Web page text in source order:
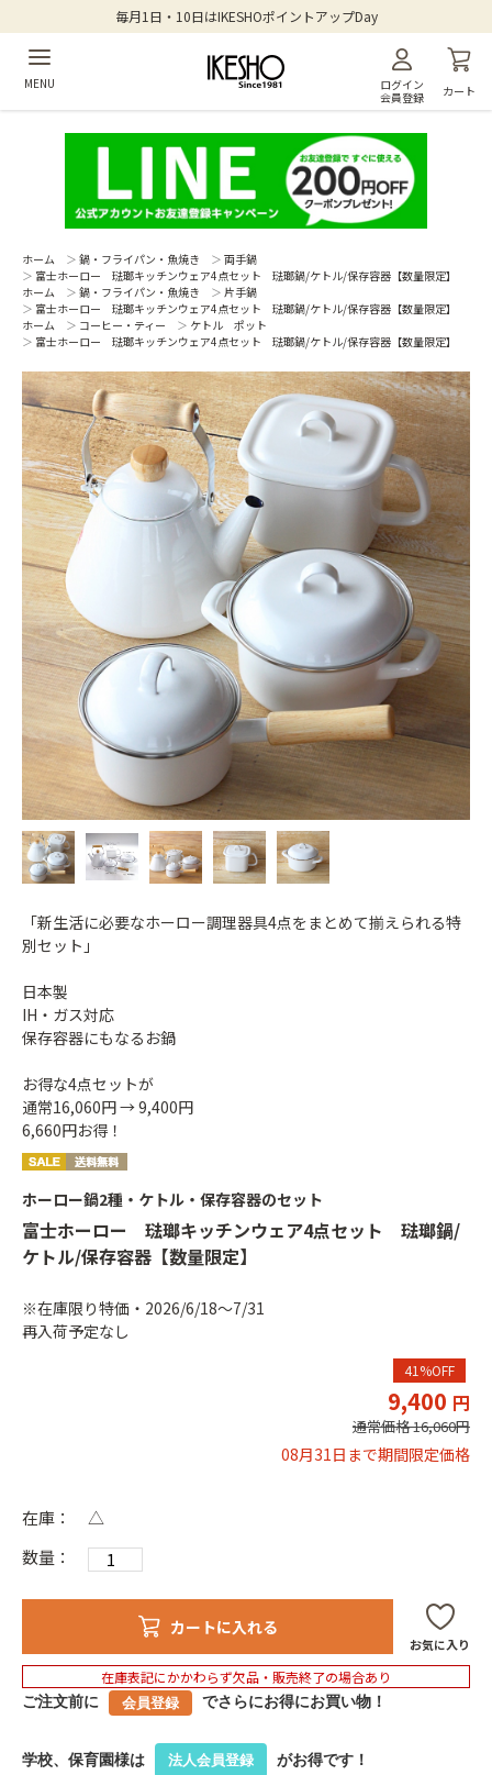
毎月1日・10日はIKESHOポイントアップDay
MENU
ログイン
会員登録
カート
ホーム ＞ 鍋・フライパン・魚焼き ＞ 両手鍋
＞ 富士ホーロー 琺瑯キッチンウェア4点セット 琺瑯鍋/ケトル/保存容器【数量限定】
ホーム
＞ 鍋・フライパン・魚焼き ＞ 片手鍋
＞ 富士ホーロー 琺瑯キッチンウェア4点セット 琺瑯鍋/ケトル/保存容器【数量限定】
ホーム
＞ コーヒー・ティー ＞ ケトル ポット
＞ 富士ホーロー 琺瑯キッチンウェア4点セット 琺瑯鍋/ケトル/保存容器【数量限定】
富士ホーロー 琺瑯キッチンウェア4点セット 琺瑯鍋/
ケトル/保存容器【数量限定】
ホーロー鍋2種・ケトル・保存容器のセット
41%OFF
9,400
通常価格 16,060
08月31日まで期間限定価格
在庫：
△
数量：
カートに入れる
お気に入り
在庫表記にかかわらず欠品・販売終了の場合あり
ご注文前に 会員登録 でさらにお得にお買い物！
学校、保育園様は 法人会員登録 がお得です！
※在庫限り特価・2026/6/18～7/31
再入荷予定なし
「新生活に必要なホーロー調理器具4点をまとめて揃えられる特
別セット」
日本製
IH・ガス対応
保存容器にもなるお鍋
お得な4点セットが
通常16,060円 → 9,400円
6,660円お得！